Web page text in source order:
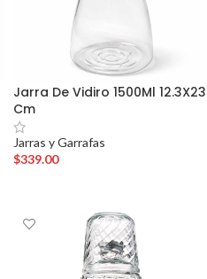
Jarra De Vidiro 1500Ml 12.3X23
Cm
Jarras y Garrafas
$339.00